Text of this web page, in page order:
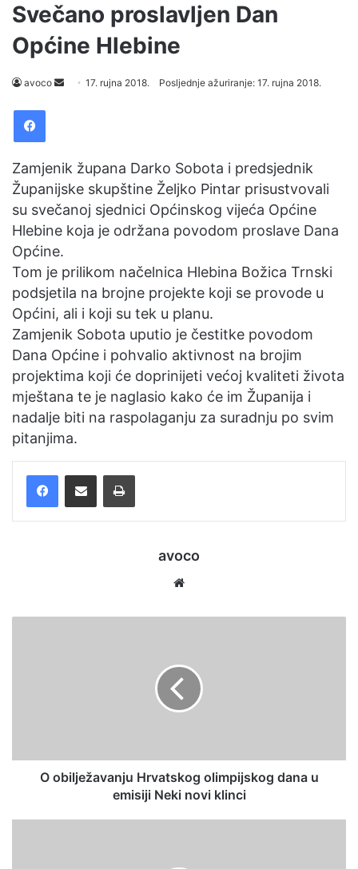
Svečano proslavljen Dan
Općine Hlebine
avoco
e
m
a
l
17. rujna 2018. Posljednje ažuriranje: 17. rujna 2018.
Zamjenik župana Darko Sobota i predsjednik
Županijske skupštine Željko Pintar prisustvovali
su svečanoj sjednici Općinskog vijeća Općine
Hlebine koja je održana povodom proslave Dana
Općine.
Tom je prilikom načelnica Hlebina Božica Trnski
podsjetila na brojne projekte koji se provode u
Općini, ali i koji su tek u planu.
Zamjenik Sobota uputio je čestitke povodom
Dana Općine i pohvalio aktivnost na brojim
projektima koji će doprinijeti većoj kvaliteti života
mještana te je naglasio kako će im Županija i
nadalje biti na raspolaganju za suradnju po svim
pitanjima.
avoco
te
O obilježavanju Hrvatskog olimpijskog dana u
emisiji Neki novi klinci